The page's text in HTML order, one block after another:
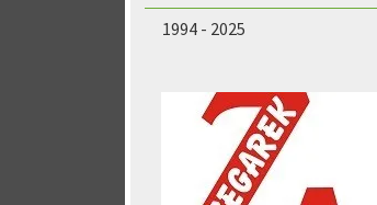
1994 - 2025